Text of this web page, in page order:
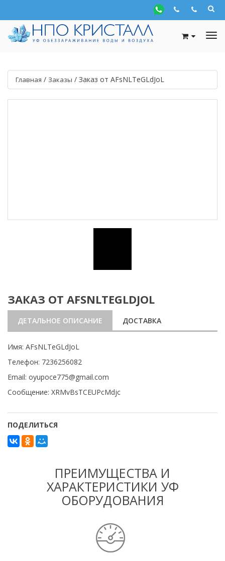
Главная / Заказы / Заказ от AFsNLTeGLdJoL
ЗАКАЗ ОТ AFSNLTEGLDJOL
ДЕТАЛЬНОЕ ОПИСАНИЕ ДОСТАВКА
Имя: AFsNLTeGLdJoL
Телефон: 7236256082
Email: oyupoce775@gmail.com
Сообщение: XRMvBsTCEUPcMdjc
ПОДЕЛИТЬСЯ
ПРЕИМУЩЕСТВА И
ХАРАКТЕРИСТИКИ УФ
ОБОРУДОВАНИЯ